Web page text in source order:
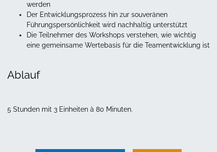
werden
Der Entwicklungsprozess hin zur souveränen
Führungspersönlichkeit wird nachhaltig unterstützt
Die Teilnehmer des Workshops verstehen, wie wichtig
eine gemeinsame Wertebasis für die Teamentwicklung ist
Ablauf
5 Stunden mit 3 Einheiten à 80 Minuten.